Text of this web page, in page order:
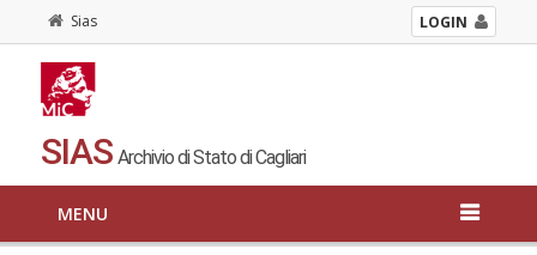
Sias LOGIN
SIAS Archivio di Stato di Cagliari
MENU